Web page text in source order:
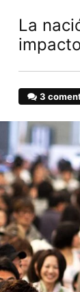
La
3